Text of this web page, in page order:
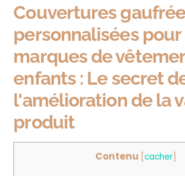
Couvertures
personnalisées pour
marques de
enfants : Le secret
l'amélioration de la
produit
Contenu cacher]